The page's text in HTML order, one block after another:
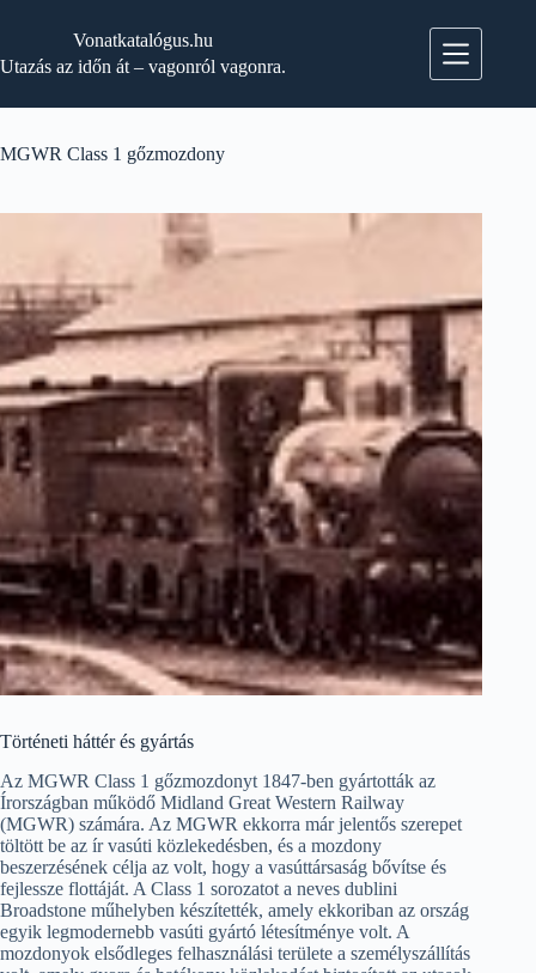
Vonatkatalógus.hu
Utazás az időn át – vagonról vagonra.
MGWR Class 1 gőzmozdony
Történeti háttér és gyártás
Az MGWR Class 1 gőzmozdonyt 1847-ben gyártották az
Írországban működő Midland Great Western Railway
(MGWR) számára. Az MGWR ekkorra már jelentős szerepet
töltött be az ír vasúti közlekedésben, és a mozdony
beszerzésének célja az volt, hogy a vasúttársaság bővítse és
fejlessze flottáját. A Class 1 sorozatot a neves dublini
Broadstone műhelyben készítették, amely ekkoriban az ország
egyik legmodernebb vasúti gyártó létesítménye volt. A
mozdonyok elsődleges felhasználási területe a személyszállítás